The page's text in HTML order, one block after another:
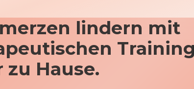
lindern mit
Training
zu Hause.